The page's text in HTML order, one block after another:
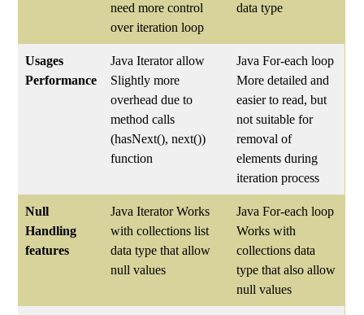
need more control
over iteration loop
data type
Usages
Performance
Java Iterator allow
Slightly more
overhead due to
method calls
(hasNext(), next())
function
Java For-each loop
More detailed and
easier to read, but
not suitable for
removal of
elements during
iteration process
Null
Handling
features
Java Iterator Works
with collections list
data type that allow
null values
Java For-each loop
Works with
collections data
type that also allow
null values